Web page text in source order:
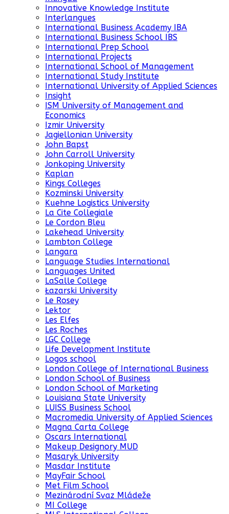
Innovative Knowledge Institute
Interlangues
International Business Academy IBA
International Business School IBS
International Prep School
International Projects
International School of Management
International Study Institute
International University of Applied Sciences
Insight
ISM University of Management and
Economics
Izmir University
Jagiellonian University
John Bapst
John Carroll University
Jonkoping University
Kaplan
Kings Colleges
Kozminski University
Kuehne Logistics University
La Cite Collegiale
Le Cordon Bleu
Lakehead University
Lambton College
Langara
Language Studies International
Languages United
LaSalle College
Łazarski University
Le Rosey
Lektor
Les Elfes
Les Roches
LGC College
Life Development Institute
Logos school
London College of International Business
London School of Business
London School of Marketing
Louisiana State University
LUISS Business School
Macromedia University of Applied Sciences
Magna Carta College
Oscars International
Makeup Designory MUD
Masaryk University
Masdar Institute
MayFair School
Met Film School
Mezinárodní Svaz Mládeže
MI College